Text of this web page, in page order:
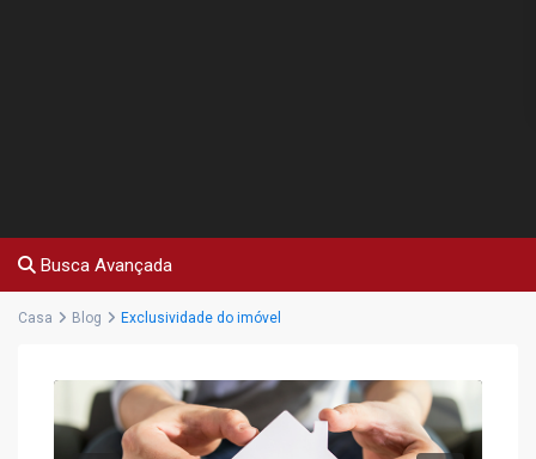
Busca Avançada
Casa Blog Exclusividade do imóvel